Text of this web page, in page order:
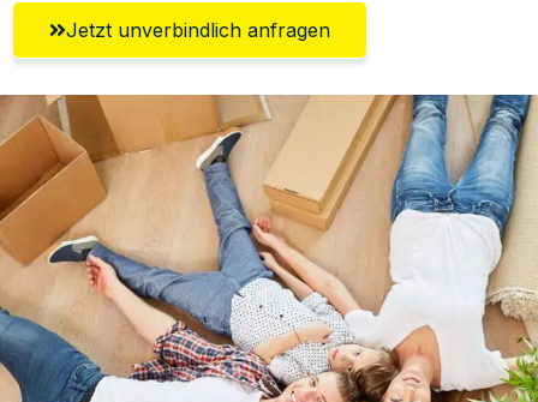
Jetzt unverbindlich anfragen